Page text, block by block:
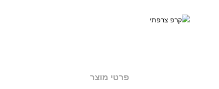
פרטי מוצר